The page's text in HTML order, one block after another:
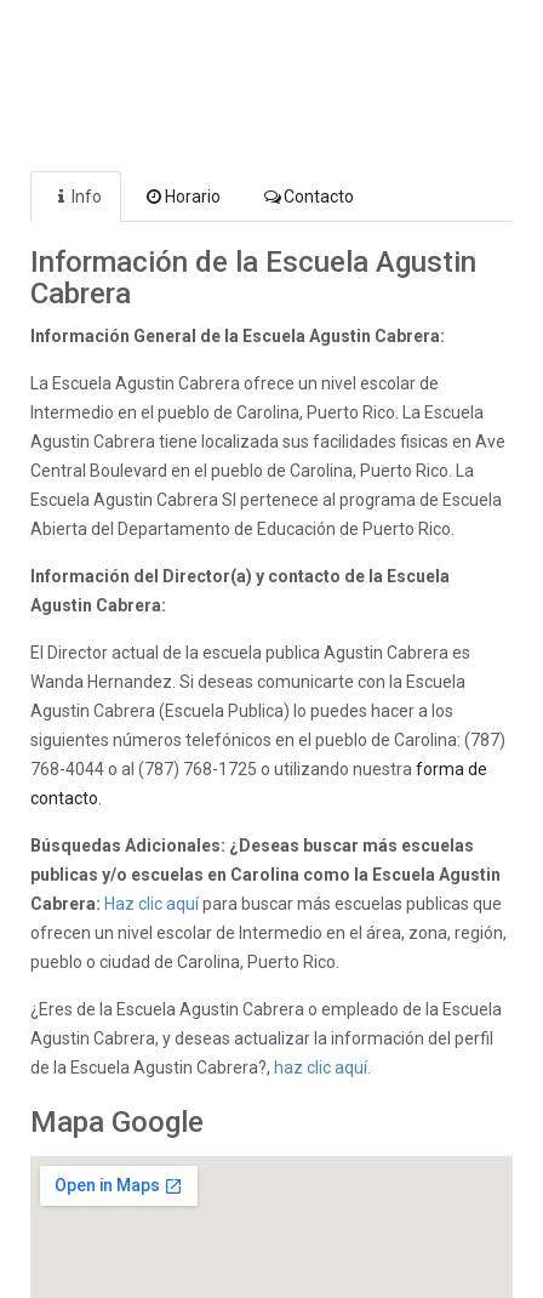
Info Horario Contacto
Información de la Escuela Agustin
Cabrera
Información General de la Escuela Agustin Cabrera:
La Escuela Agustin Cabrera ofrece un nivel escolar de
Intermedio en el pueblo de Carolina, Puerto Rico. La Escuela
Agustin Cabrera tiene localizada sus facilidades fisicas en Ave
Central Boulevard en el pueblo de Carolina, Puerto Rico. La
Escuela Agustin Cabrera SI pertenece al programa de Escuela
Abierta del Departamento de Educación de Puerto Rico.
Información del Director(a) y contacto de la Escuela
Agustin Cabrera:
El Director actual de la escuela publica Agustin Cabrera es
Wanda Hernandez. Si deseas comunicarte con la Escuela
Agustin Cabrera (Escuela Publica) lo puedes hacer a los
siguientes números telefónicos en el pueblo de Carolina: (787)
768-4044 o al (787) 768-1725 o utilizando nuestra forma de
contacto
Búsquedas Adicionales: ¿Deseas buscar más escuelas
publicas y/o escuelas en Carolina como la Escuela Agustin
Cabrera: Haz clic aquípara buscar más escuelas publicas que
ofrecen un nivel escolar de Intermedio en el área, zona, región,
pueblo o ciudad de Carolina, Puerto Rico.
¿Eres de la Escuela Agustin Cabrera o empleado de la Escuela
Agustin Cabrera, y deseas actualizar la información del perfil
de la Escuela Agustin Cabrera?, haz clic aquí.
Mapa Google